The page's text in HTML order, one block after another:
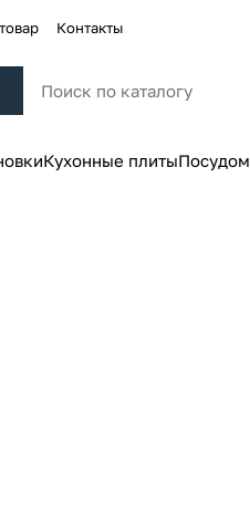
Контакты
Кухонные плиты